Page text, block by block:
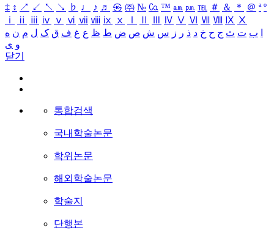
‡ ↕ ↗ ↙ ↖ ↘ ♭ ♩ ♪ ♬ ㉿ ㈜ № ㏇ ™ ㏂ ㏘ ℡ ＃ ＆ ＊ ＠ ª º
ⅰ
ⅱ ⅲ ⅳ ⅴ ⅵ ⅶ ⅷ ⅸ ⅹ Ⅳ Ⅴ Ⅵ Ⅶ Ⅷ Ⅸ Ⅹ
ب ت ث ج ح خ د ذ ر ز س ش ص ض ط ظ ع غ ف ق ک ل م ن ه
و ی
닫기
통합검색
국내학술논문
학위논문
해외학술논문
학술지
단행본